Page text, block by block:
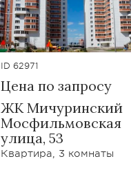
ID 62971
Цена по запросу
ЖК Мичуринский
Мосфильмовская
улица, 53
Квартира, 3 комнаты